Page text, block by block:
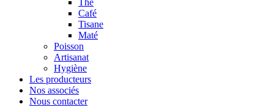
Thé
Café
Tisane
Maté
Poisson
Artisanat
Hygiène
Les producteurs
Nos associés
Nous contacter